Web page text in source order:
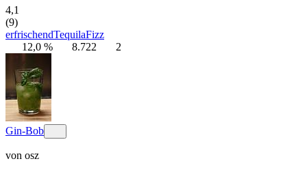
4,1
(9)
erfrischendTequilaFizz
12,0 %
8.722 2
Gin-Bob
von osz